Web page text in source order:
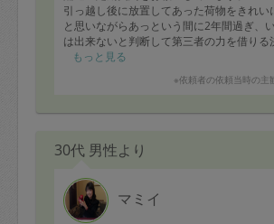
引っ越し後に放置してあった荷物をきれい
と思いながらあっという間に2年間過ぎ、
は出来ないと判断して第三者の力を借りる
が、タスカジさんをお願いするようになっ
「カテゴリーに分けて使いやすさを考え
ングから始まった片付けは、収納棚、玄関
ただ、それと並行してわが家ではある現象
「思い出の品」「旅行記録やガイド」「使
高価な品物」「いまは使わないけどいつか
の」「誰かに譲りたい英語教材」など、捨
もっと見る
※依頼者の依頼当時の主
30代 男性より
マミイ